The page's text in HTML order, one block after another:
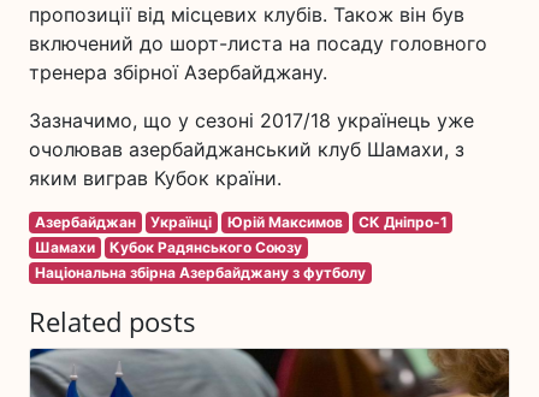
пропозиції від місцевих клубів. Також він був
включений до шорт-листа на посаду головного
тренера збірної Азербайджану.
Зазначимо, що у сезоні 2017/18 українець уже
очолював азербайджанський клуб Шамахи, з
яким виграв Кубок країни.
Азербайджан Українці Юрій Максимов
СК Дніпро-1
Шамахи
Кубок Радянського Союзу
Національна збірна Азербайджану з футболу
Related posts